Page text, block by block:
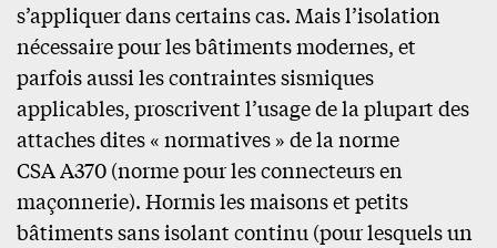
s’appliquer dans certains cas. Mais l’isolation
nécessaire pour les bâtiments modernes, et
parfois aussi les contraintes sismiques
applicables, proscrivent l’usage de la plupart des
attaches dites « normatives » de la norme
CSA A370 (norme pour les connecteurs en
maçonnerie). Hormis les maisons et petits
bâtiments sans isolant continu (pour lesquels un